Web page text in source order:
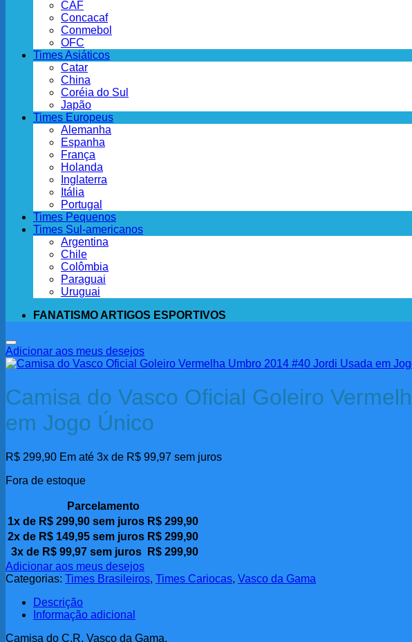
CAF
Concacaf
Conmebol
OFC
Times Asiáticos
Catar
China
Coréia do Sul
Japão
Times Europeus
Alemanha
Espanha
França
Holanda
Inglaterra
Itália
Portugal
Times Pequenos
Times Sul-americanos
Argentina
Chile
Colômbia
Paraguai
Uruguai
FANATISMO ARTIGOS ESPORTIVOS
Adicionar aos meus desejos
Camisa do Vasco Oficial Goleiro
em Jogo Único
R$ 299,90 Em até 3x de R$ 99,97 sem juros
Fora de estoque
Parcelamento
1x de R$ 299,90 sem juros R$ 299,90
2x de R$ 149,95 sem juros R$ 299,90
3x de R$99,97sem juros R$ 299,90
Adicionar aos meus desejos
Categorias: Times Brasileiros, Times Cariocas, Vasco da Gama
Descrição
Informação adicional
Camisa do C.R. Vasco da Gama.